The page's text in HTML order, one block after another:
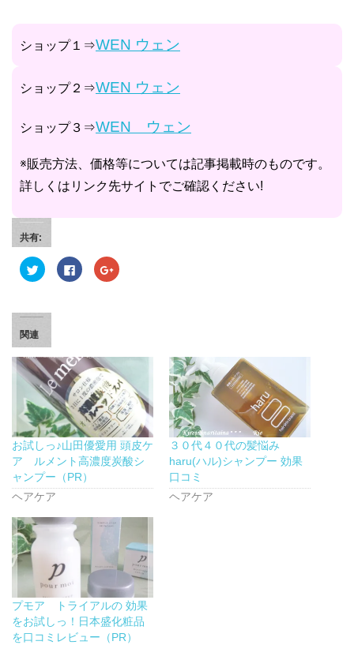
ショップ１⇒WEN ウェン
ショップ２⇒WEN ウェン
ショップ３⇒WEN ウェン
※販売方法、価格等については記事掲載時のものです。
詳しくはリンク先サイトでご確認ください!
共有:
ク
リ
て
t
t
e
r
で
共
有
(
新
し
い
ウ
ィ
ン
ド
ウ
で
き
F
a
有
す
る
に
は
ク
リ
ッ
ク
し
て
く
だ
さ
ウ
ィ
ン
開
き
ま
す
)
ク
リ
l
e
+
で
共
有
(
新
し
い
ウ
ィ
き
ま
す
)
関連
お試しっ♪山田優愛用 頭皮ケ
ア ルメント高濃度炭酸シ
ャンプー（PR）
ヘアケア
３０代４０代の髪悩み
haru(ハル)シャンプー 効果
口コミ
ヘアケア
プモア トライアルの 効果
をお試しっ！日本盛化粧品
を口コミレビュー（PR）